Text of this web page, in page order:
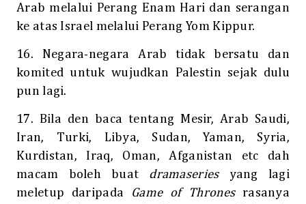
Arab melalui Perang Enam Hari dan serangan
ke atas Israel melalui Perang Yom Kippur.
16. Negara-negara Arab tidak bersatu dan
komited untuk wujudkan Palestin sejak dulu
pun lagi.
17. Bila den baca tentang Mesir, Arab Saudi,
Iran, Turki, Libya, Sudan, Yaman, Syria,
Kurdistan, Iraq, Oman, Afganistan etc dah
macam boleh buat dramaseriesyang lagi
meletup daripada
Game of Thronesrasanya